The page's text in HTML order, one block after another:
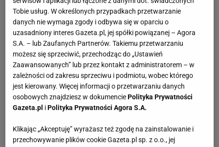
Tobie usług. W określonych przypadkach przetwarzanie
danych nie wymaga zgody i odbywa się w oparciu o
uzasadniony interes Gazeta.pl, jej spółki powiązanej – Agora
S.A. – lub Zaufanych Partnerów. Takiemu przetwarzaniu
możesz się sprzeciwić, przechodząc do „Ustawień
Zaawansowanych” lub przez kontakt z administratorem – w
zależności od zakresu sprzeciwu i podmiotu, wobec którego
jest kierowany. Więcej informacji o przetwarzaniu danych
osobowych znajdziesz w dokumenciePolityka Prywatności
Gazeta.pl iPolityka Prywatności Agora S.A.
Klikając „Akceptuję” wyrażasz też zgodę na zainstalowanie i
przechowywanie plików cookie Gazeta.pl sp. z o.o., jej